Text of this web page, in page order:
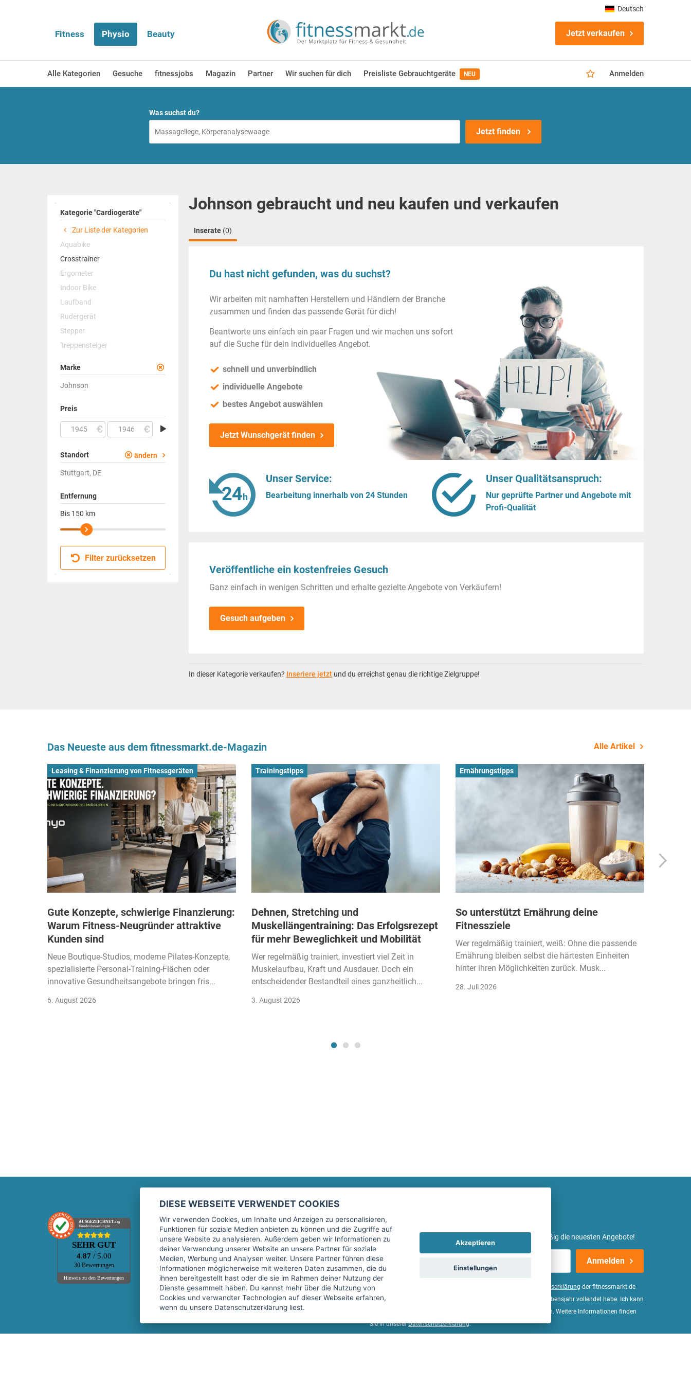
Fitness Physio Beauty Jetzt verkaufen
Alle Kategorien Gesuche fitnessjobs Magazin Partner Wir suchen für dich Preisliste Gebrauchtgeräte NEU Anmelden
Deutsch
Was suchst du?
Jetzt finden
Kategorie "Cardiogeräte"
Zur Liste der Kategorien
Aquabike
Crosstrainer
Ergometer
Indoor Bike
Laufband
Rudergerät
Stepper
Treppensteiger
Marke
Johnson
Preis
Standort ändern
Stuttgart, DE
Entfernung
Bis 150 km
Filter zurücksetzen
Johnson gebraucht und neu kaufen und verkaufen
Inserate (0)
Du hast nicht gefunden, was du suchst?
Wir arbeiten mit namhaften Herstellern und Händlern der Branche
zusammen und finden das passende Gerät für dich!
Beantworte uns einfach ein paar Fragen und wir machen uns sofort
auf die Suche für dein individuelles Angebot.
schnell und unverbindlich
individuelle Angebote
bestes Angebot auswählen
Jetzt Wunschgerät finden
Unser Service:
Bearbeitung innerhalb von 24 Stunden
Unser Qualitätsanspruch:
Nur geprüfte Partner und Angebote mit
Profi-Qualität
Veröffentliche ein kostenfreies Gesuch
Ganz einfach in wenigen Schritten und erhalte gezielte Angebote von Verkäufern!
Gesuch aufgeben
In dieser Kategorie verkaufen? Inseriere jetzt und du erreichst genau die richtige Zielgruppe!
Das Neueste aus dem fitnessmarkt.de-Magazin Alle Artikel
Leasing & Finanzierung von Fitnessgeräten
Gute Konzepte, schwierige Finanzierung:
Warum Fitness-Neugründer attraktive
Kunden sind
Neue Boutique-Studios, moderne Pilates-Konzepte,
spezialisierte Personal-Training-Flächen oder
innovative Gesundheitsangebote bringen fris...
6. August 2026
Trainingstipps
Dehnen, Stretching und
Muskellängentraining: Das Erfolgsrezept
für mehr Beweglichkeit und Mobilität
Wer regelmäßig trainiert, investiert viel Zeit in
Muskelaufbau, Kraft und Ausdauer. Doch ein
entscheidender Bestandteil eines ganzheitlich...
3. August 2026
Ernährungstipps
So unterstützt Ernährung deine
Fitnessziele
Wer regelmäßig trainiert, weiß: Ohne die passende
Ernährung bleiben selbst die härtesten Einheiten
hinter ihren Möglichkeiten zurück. Musk...
28. Juli 2026
AUSGEZEICHNET.org
Kundenbewertungen
SEHR GUT
4.87 / 5.00
30 Bewertungen
Hinweis zu den Bewertungen
Marktplatz
Kontakt
Preise Marktplatz
FAQ Marktplatz
Über uns
Werbebuchungen
Rechtliches
Impressum
AGB
Datenschutz
Sicherheit
Top-Inserat kündigen
fitnessmarkt.de Newsletter
Trage dich hier für unseren Newsletter ein und erhalte regelmäßig die neuesten Angebote!
Anmelden
Ich stimme der Verarbeitung meiner Daten, wie in der Einwilligungserklärung der fitnessmarkt.de
services GmbH beschrieben, zu und bestätige, dass ich das 16. Lebensjahr vollendet habe. Ich kann
diese Einwilligung jederzeit mit Wirkung für die Zukunft widerrufen. Weitere Informationen finden
Sie in unsererDatenschutzerklärung.
DIESE WEBSEITE VERWENDET COOKIES
Wir verwenden Cookies, um Inhalte und Anzeigen zu personalisieren,
Funktionen für soziale Medien anbieten zu können und die Zugriffe auf
unsere Website zu analysieren. Außerdem geben wir Informationen zu
deiner Verwendung unserer Website an unsere Partner für soziale
Medien, Werbung und Analysen weiter. Unsere Partner führen diese
Informationen möglicherweise mit weiteren Daten zusammen, die du
ihnen bereitgestellt hast oder die sie im Rahmen deiner Nutzung der
Dienste gesammelt haben. Du kannst mehr über die Nutzung von
Cookies und verwandter Technologien auf dieser Webseite erfahren,
wenn du unsere Datenschutzerklärung liest.
Akzeptieren
Einstellungen